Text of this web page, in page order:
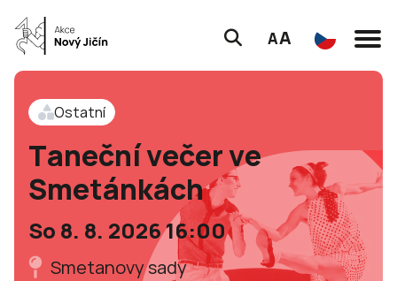
AA
Ostatní
Taneční večer ve
Smetánkách
So 8. 8. 2026 16:00
Smetanovy sady